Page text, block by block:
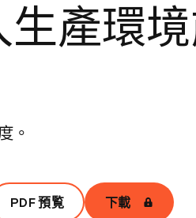
產環
。
PDF 預覧 下載